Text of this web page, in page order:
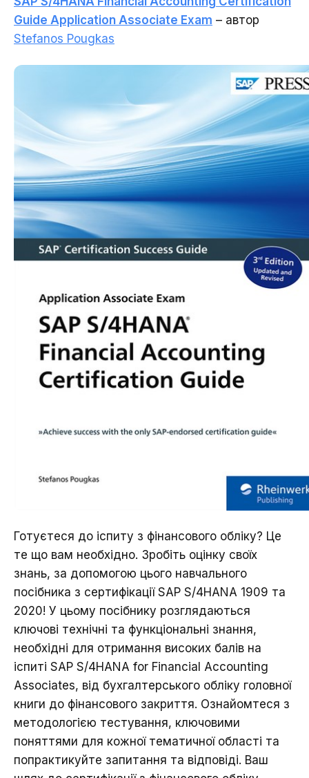
Guide Application Associate Exam – автор
Stefanos Pougkas
Готуєтеся до іспиту з фінансового обліку? Це
те що вам необхідно. Зробіть оцінку своїх
знань, за допомогою цього навчального
посібника з сертифікації SAP S/4HANA 1909 та
2020! У цьому посібнику розглядаються
ключові технічні та функціональні знання,
необхідні для отримання високих балів на
іспиті SAP S/4HANA for Financial Accounting
Associates, від бухгалтерського обліку головної
книги до фінансового закриття. Ознайомтеся з
методологією тестування, ключовими
поняттями для кожної тематичної області та
попрактикуйте запитання та відповіді. Ваш
Зворотній зв'язок
Зворотній зв'язок
Дякую, ваше
повідомлення надіслано.